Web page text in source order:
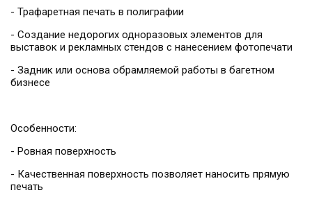
- Трафаретная печать в полиграфии
- Создание недорогих одноразовых элементов для
выставок и рекламных стендов с нанесением фотопечати
- Задник или основа обрамляемой работы в багетном
бизнесе
Особенности:
- Ровная поверхность
- Качественная поверхность позволяет наносить прямую
печать